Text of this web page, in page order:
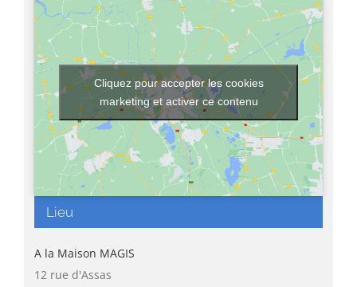
Lieu
A la Maison MAGIS
12 rue d'Assas
Cliquez pour accepter les cookies
marketing et activer ce contenu